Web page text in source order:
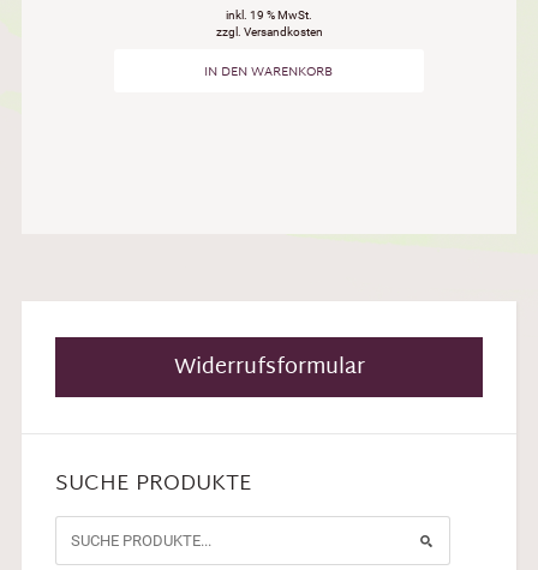
inkl. 19 % MwSt.
zzgl. Versandkosten
IN DEN WARENKORB
Widerrufsformular
SUCHE PRODUKTE